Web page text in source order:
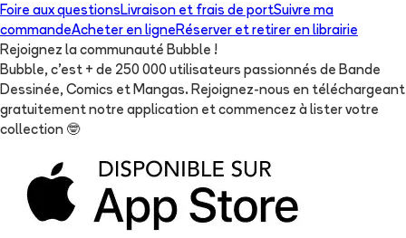
Foire aux questionsLivraison et frais de portSuivre ma
commandeAcheter en ligneRéserver et retirer en librairie
Rejoignez la communauté Bubble !
Bubble, c'est + de 250 000 utilisateurs passionnés de Bande
Dessinée, Comics et Mangas. Rejoignez-nous en téléchargeant
gratuitement notre application et commencez à lister votre
collection 🤓